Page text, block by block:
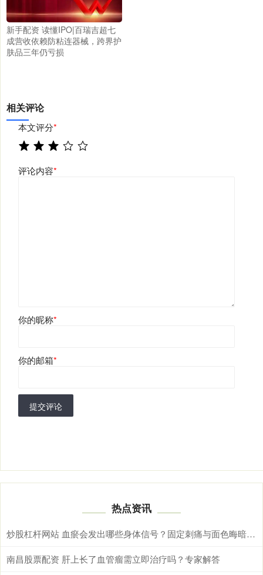
新手配资 读懂IPO|百瑞吉超七
成营收依赖防粘连器械，跨界护
肤品三年仍亏损
相关评论
本文评分*
评论内容*
你的昵称*
你的邮箱*
提交评论
热点资讯
炒股杠杆网站 血瘀会发出哪些身体信号？固定刺痛与面色晦暗需综合辨别
南昌股票配资 肝上长了血管瘤需立即治疗吗？专家解答